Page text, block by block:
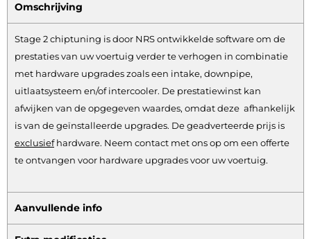
Omschrijving
Stage 2 chiptuning is door NRS ontwikkelde software om de
prestaties van uw voertuig verder te verhogen in combinatie
met hardware upgrades zoals een intake, downpipe,
uitlaatsysteem en/of intercooler. De prestatiewinst kan
afwijken van de opgegeven waardes, omdat deze afhankelijk
is van de geïnstalleerde upgrades. De geadverteerde prijs is
exclusiefhardware. Neem contact met ons op om een offerte
te ontvangen voor hardware upgrades voor uw voertuig.
Aanvullende info